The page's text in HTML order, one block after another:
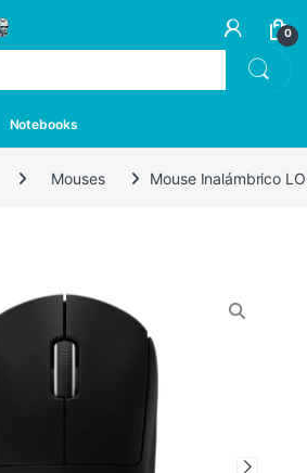
0
Notebooks
Mouses Mouse Inalámbrico